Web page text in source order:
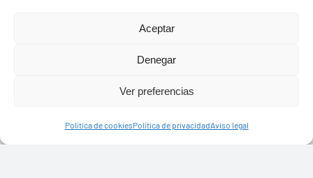
Aceptar
Denegar
Ver preferencias
Política de cookiesPolítica de privacidadAviso legal
derechos reservads
Diseño web Solucionet.com&Cibernatural